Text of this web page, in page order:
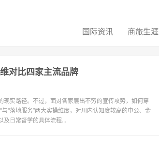
国际资讯 商旅生涯
对比四家主流品牌
实路径。不过，面对各家层出不穷的宣传攻势，如何穿
“落地服务”两大实操维度，对川内认知度较高的中公、金
及日常督学的具体流程...